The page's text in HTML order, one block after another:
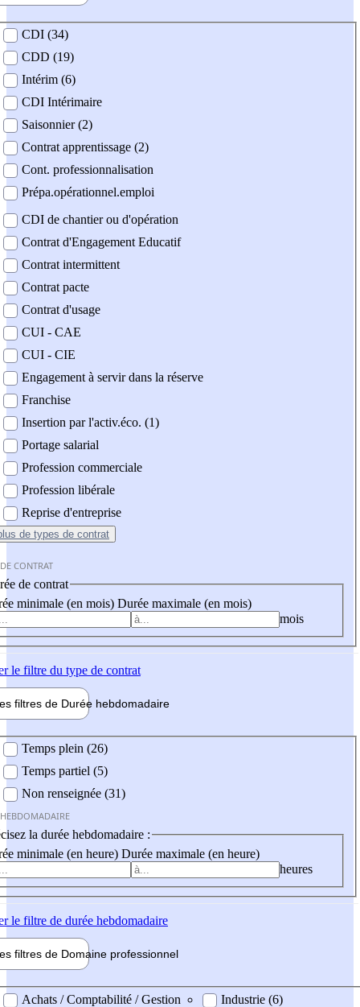
contrat
CDI (34)
CDD (19)
Intérim (6)
CDI Intérimaire
Saisonnier (2)
Contrat apprentissage (2)
Cont. professionnalisation
Prépa.opérationnel.emploi
CDI de chantier ou d'opération
Contrat d'Engagement Educatif
Contrat intermittent
Contrat pacte
Contrat d'usage
CUI - CAE
CUI - CIE
Engagement à servir dans la réserve
Franchise
Insertion par l'activ.éco. (1)
Portage salarial
Profession commerciale
Profession libérale
Reprise d'entreprise
de types de contrat
CONTRAT
de contrat
minimale (en mois) Durée maximale (en mois)
mois
le filtre du type de contrat
filtres de Durée hebdomadaire
Temps plein (26)
Temps partiel (5)
Non renseignée (31)
la durée hebdomadaire :
minimale (en heure) Durée maximale (en heure)
heures
le filtre de durée hebdomadaire
filtres de Domaine professionnel
professionel
Achats / Comptabilité / Gestion
Industrie (6)